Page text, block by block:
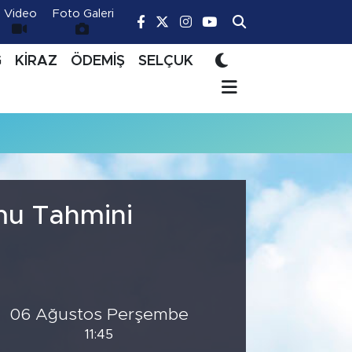
Video Foto Galeri
KİRAZ ÖDEMİŞ SELÇUK
Tahmini
06 Ağustos Perşembe
11:45